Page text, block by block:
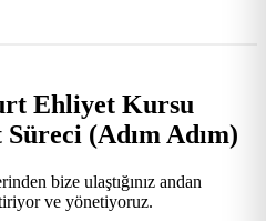
Ehliyet Kursu
(Adım Adım)
bize ulaştığınız andan
ve yönetiyoruz.